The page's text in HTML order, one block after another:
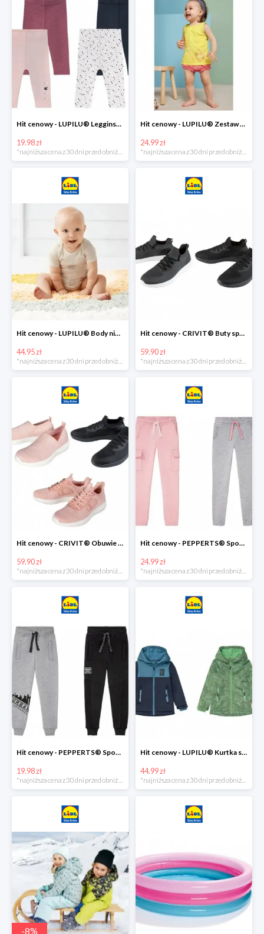
Hit cenowy - LUPILU® Legginsy niemowlęce z biobawełną, 2 pary
19.98 zł
Hit cenowy - LUPILU® Zestaw dziecięcy z biobawełny (body + koszulka + spodenki), 1 komplet
24.99 zł
Hit cenowy - LUPILU® Body niemowlęce z biobawełny, z krótkim rękawem, 5 sztuk
44.95 zł
*najniższa cena z 30 dni przed obniżką
Hit cenowy - CRIVIT® Buty sportowe chłopięce WellWalk, 1 para
59.90 zł
*najniższa cena z 30 dni przed obniżką
Hit cenowy - CRIVIT® Obuwie dziewczęce sportowe i na co dzień, 1 para
59.90 zł
Hit cenowy - PEPPERTS® Spodnie dresowe dziewczęce, 1 para
24.99 zł
Hit cenowy - PEPPERTS® Spodnie dresowe chłopięce, 1 para
19.98 zł
Hit cenowy - LUPILU® Kurtka softshell chłopięca, 1 sztuka
44.99 zł
-8%